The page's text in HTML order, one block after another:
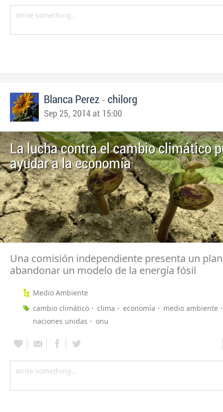
Blanca Perez - chilorg
Sep 25, 2014 at 15:00
La lucha contra el cambio climático
ayudar a la economía
Una comisión independiente presenta un
abandonar un modelo de la energía fósil
Medio Ambiente
cambio climático
clima economía
medio ambiente
naciones unidas
onu